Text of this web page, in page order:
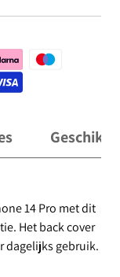
Geschikt
14 Pro met dit
Het back cover
dagelijks gebruik.